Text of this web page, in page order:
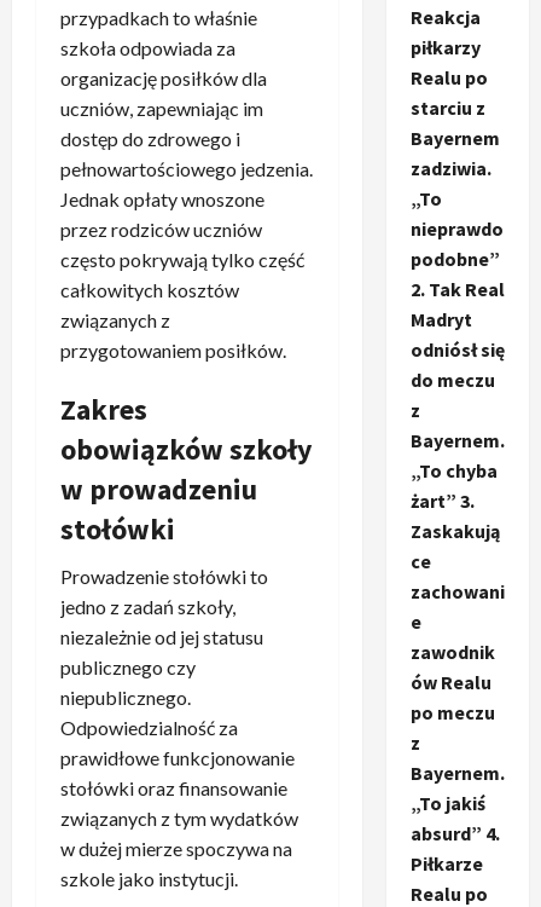
przypadkach to właśnie
szkoła odpowiada za
organizację posiłków dla
uczniów, zapewniając im
dostęp do zdrowego i
pełnowartościowego jedzenia.
Jednak opłaty wnoszone
przez rodziców uczniów
często pokrywają tylko część
całkowitych kosztów
związanych z
przygotowaniem posiłków.
Zakres
obowiązków szkoły
w prowadzeniu
stołówki
Prowadzenie stołówki to
jedno z zadań szkoły,
niezależnie od jej statusu
publicznego czy
niepublicznego.
Odpowiedzialność za
prawidłowe funkcjonowanie
stołówki oraz finansowanie
związanych z tym wydatków
w dużej mierze spoczywa na
szkole jako instytucji.
Reakcja
piłkarzy
Realu po
starciu z
Bayernem
zadziwia.
„To
nieprawdo
podobne”
2. Tak Real
Madryt
odniósł się
do meczu
z
Bayernem.
„To chyba
żart” 3.
Zaskakują
ce
zachowani
e
zawodnik
ów Realu
po meczu
z
Bayernem.
„To jakiś
absurd” 4.
Piłkarze
Realu po